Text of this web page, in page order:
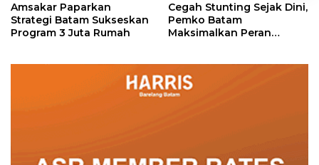
Amsakar Paparkan
Strategi Batam Sukseskan
Program 3 Juta Rumah
Cegah Stunting Sejak Dini,
Pemko Batam
Maksimalkan Peran